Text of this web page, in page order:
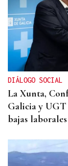
DIÁLOGO SOCIAL
La Xunta,
Galicia y
bajas laborales